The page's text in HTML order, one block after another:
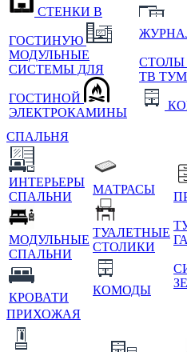
СТЕНКИ В
ГОСТИНУЮ
МОДУЛЬНЫЕ
СИСТЕМЫ ДЛЯ
ГОСТИНОЙ
ЭЛЕКТРОКАМИНЫ
СТОЛЫ
ТВ
СПАЛЬНЯ
ИНТЕРЬЕРЫ
СПАЛЬНИ
МОДУЛЬНЫЕ
СПАЛЬНИ
КРОВАТИ
МАТРАСЫ
ТУАЛЕТНЫЕ
СТОЛИКИ
КОМОДЫ
ПРИХОЖАЯ